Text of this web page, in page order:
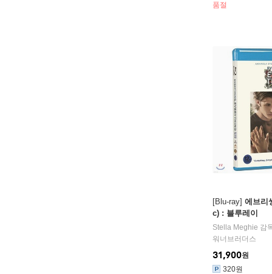
품절
[Blu-ray] 에브리
c) : 블루레이
Stella Meghie 감
워너브러더스
31,900원
320원